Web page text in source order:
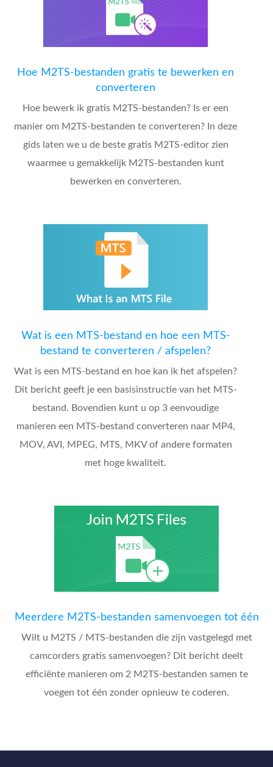
Hoe M2TS-bestanden gratis te bewerken en
converteren
Hoe bewerk ik gratis M2TS-bestanden? Is er een
manier om M2TS-bestanden te converteren? In deze
gids laten we u de beste gratis M2TS-editor zien
waarmee u gemakkelijk M2TS-bestanden kunt
bewerken en converteren.
Wat is een MTS-bestand en hoe een MTS-
bestand te converteren / afspelen?
Wat is een MTS-bestand en hoe kan ik het afspelen?
Dit bericht geeft je een basisinstructie van het MTS-
bestand. Bovendien kunt u op 3 eenvoudige
manieren een MTS-bestand converteren naar MP4,
MOV, AVI, MPEG, MTS, MKV of andere formaten
met hoge kwaliteit.
Meerdere M2TS-bestanden samenvoegen tot één
Wilt u M2TS / MTS-bestanden die zijn vastgelegd met
camcorders gratis samenvoegen? Dit bericht deelt
efficiënte manieren om 2 M2TS-bestanden samen te
voegen tot één zonder opnieuw te coderen.